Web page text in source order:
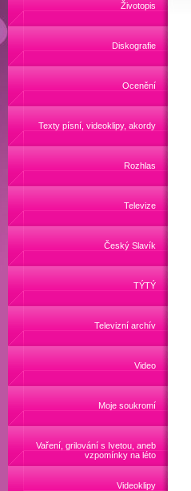
Životopis
Diskografie
Ocenění
Texty písní, videoklipy, akordy
Rozhlas
Televize
Český Slavík
TÝTÝ
Televizní archív
Video
Moje soukromí
Vaření, grilování s Ivetou, aneb
vzpomínky na léto
Videoklipy